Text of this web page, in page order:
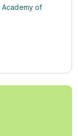
Academy of